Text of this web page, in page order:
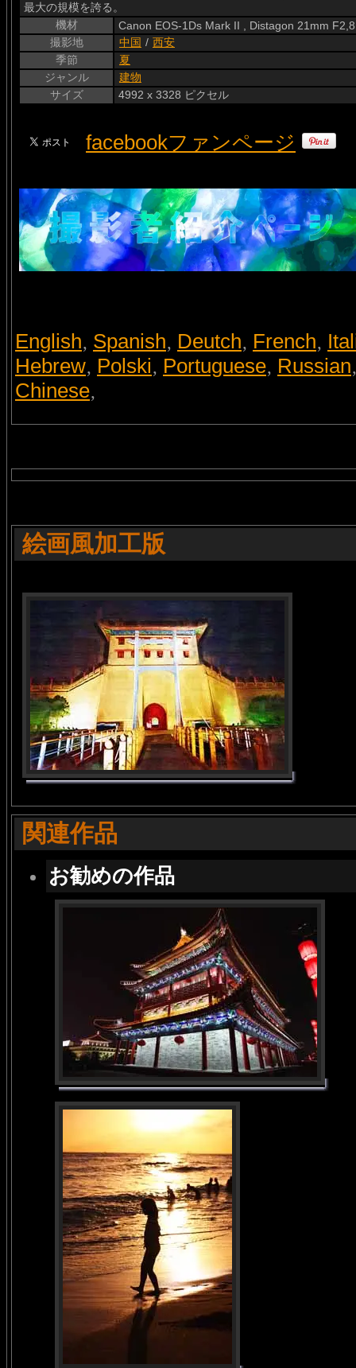
最大の規模を誇る。
機材
Canon EOS-1Ds Mark II , Distagon 21mm F2,8
撮影地
中国 / 西安
季節
夏
ジャンル
建物
サイズ
4992 x 3328 ピクセル
facebookファンページ
English, Spanish, Deutch, French,
Hebrew, Polski, Portuguese, Russian
Chinese,
絵画風加工版
関連作品
お勧めの作品